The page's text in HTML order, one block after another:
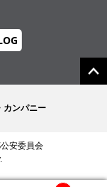
カンパニー
安委員会